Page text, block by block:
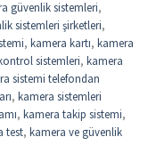
güvenlik sistemleri,
sistemleri şirketleri,
, kamera kartı, kamera
sistemleri, kamera
sistemi telefondan
, kamera sistemleri
, kamera takip sistemi,
test, kamera ve güvenlik